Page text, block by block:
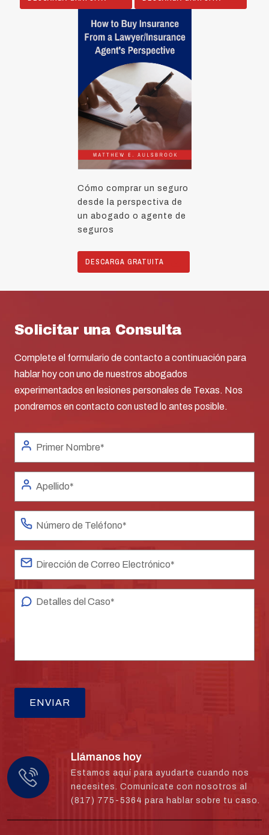
Cómo comprar un seguro
desde la perspectiva de
un abogado o agente de
seguros
DESCARGA GRATUITA
Solicitar una Consulta
Complete el formulario de contacto a continuación para
hablar hoy con uno de nuestros abogados
experimentados en lesiones personales de Texas. Nos
pondremos en contacto con usted lo antes posible.
Llámanos hoy
Estamos aquí para ayudarte cuando nos
necesites. Comunícate con nosotros al
(817) 775-5364 para hablar sobre tu caso.